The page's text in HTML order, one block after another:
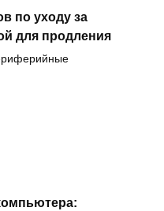
по уходу за
для продления